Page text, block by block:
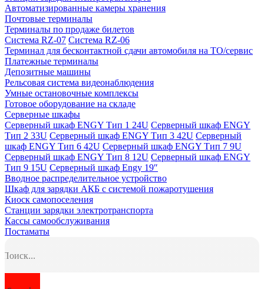
Автоматизированные камеры хранения
Почтовые терминалы
Терминалы по продаже билетов
Система RZ-07 Система RZ-06
Терминал для бесконтактной сдачи автомобиля на ТО/сервис
Платежные терминалы
Депозитные машины
Рельсовая система видеонаблюдения
Умные остановочные комплексы
Готовое оборудование на складе
Серверные шкафы
Серверный шкаф ENGY Тип 1 24U Серверный шкаф ENGY
Тип 2 33U Серверный шкаф ENGY Тип 3 42U Серверный
шкаф ENGY Тип 6 42U Серверный шкаф ENGY Тип 7 9U
Серверный шкаф ENGY Тип 8 12U Серверный шкаф ENGY
Тип 9 15U Серверный шкаф Engy 19″
Вводное распределительное устройство
Шкаф для зарядки АКБ с системой пожаротушения
Киоск самопоселения
Станции зарядки электротранспорта
Кассы самообслуживания
Постаматы